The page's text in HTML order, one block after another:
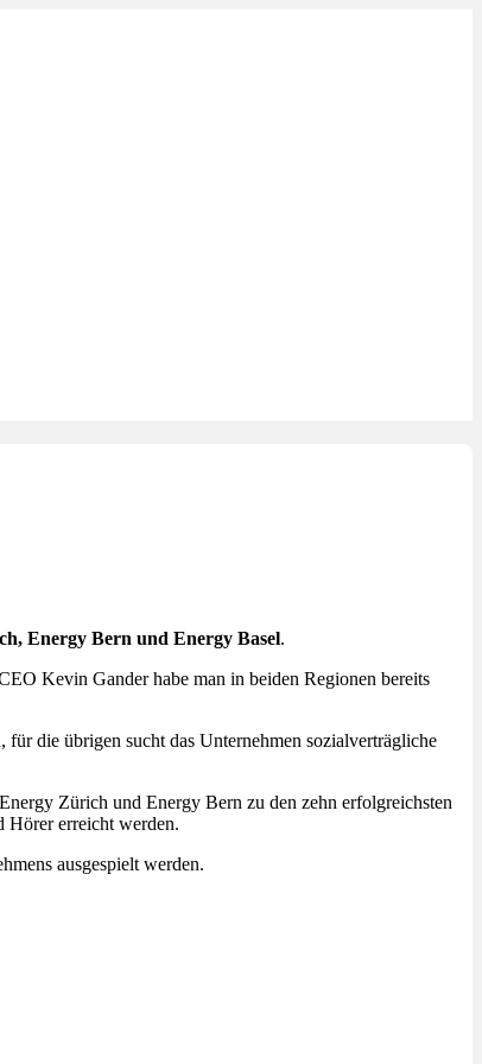
Energy Bern und Energy Basel.
Kevin Gander habe man in beiden Regionen bereits
die übrigen sucht das Unternehmen sozialverträgliche
Zürich und Energy Bern zu den zehn erfolgreichsten
Hörer erreicht werden.
ausgespielt werden.